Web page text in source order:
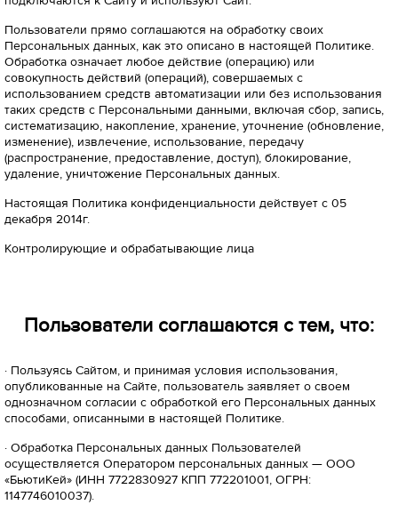
Пользователи прямо соглашаются на обработку своих
Персональных данных, как это описано в настоящей Политике.
Обработка означает любое действие (операцию) или
совокупность действий (операций), совершаемых с
использованием средств автоматизации или без использования
таких средств с Персональными данными, включая сбор, запись,
систематизацию, накопление, хранение, уточнение (обновление,
изменение), извлечение, использование, передачу
(распространение, предоставление, доступ), блокирование,
удаление, уничтожение Персональных данных.
Настоящая Политика конфиденциальности действует с 05
декабря 2014г.
Контролирующие и обрабатывающие лица
Пользователи соглашаются с тем, что:
· Пользуясь Сайтом, и принимая условия использования,
опубликованные на Сайте, пользователь заявляет о своем
однозначном согласии с обработкой его Персональных данных
способами, описанными в настоящей Политике.
· Обработка Персональных данных Пользователей
осуществляется Оператором персональных данных — ООО
«БьютиКей» (ИНН 7722830927 КПП 772201001, ОГРН:
1147746010037).